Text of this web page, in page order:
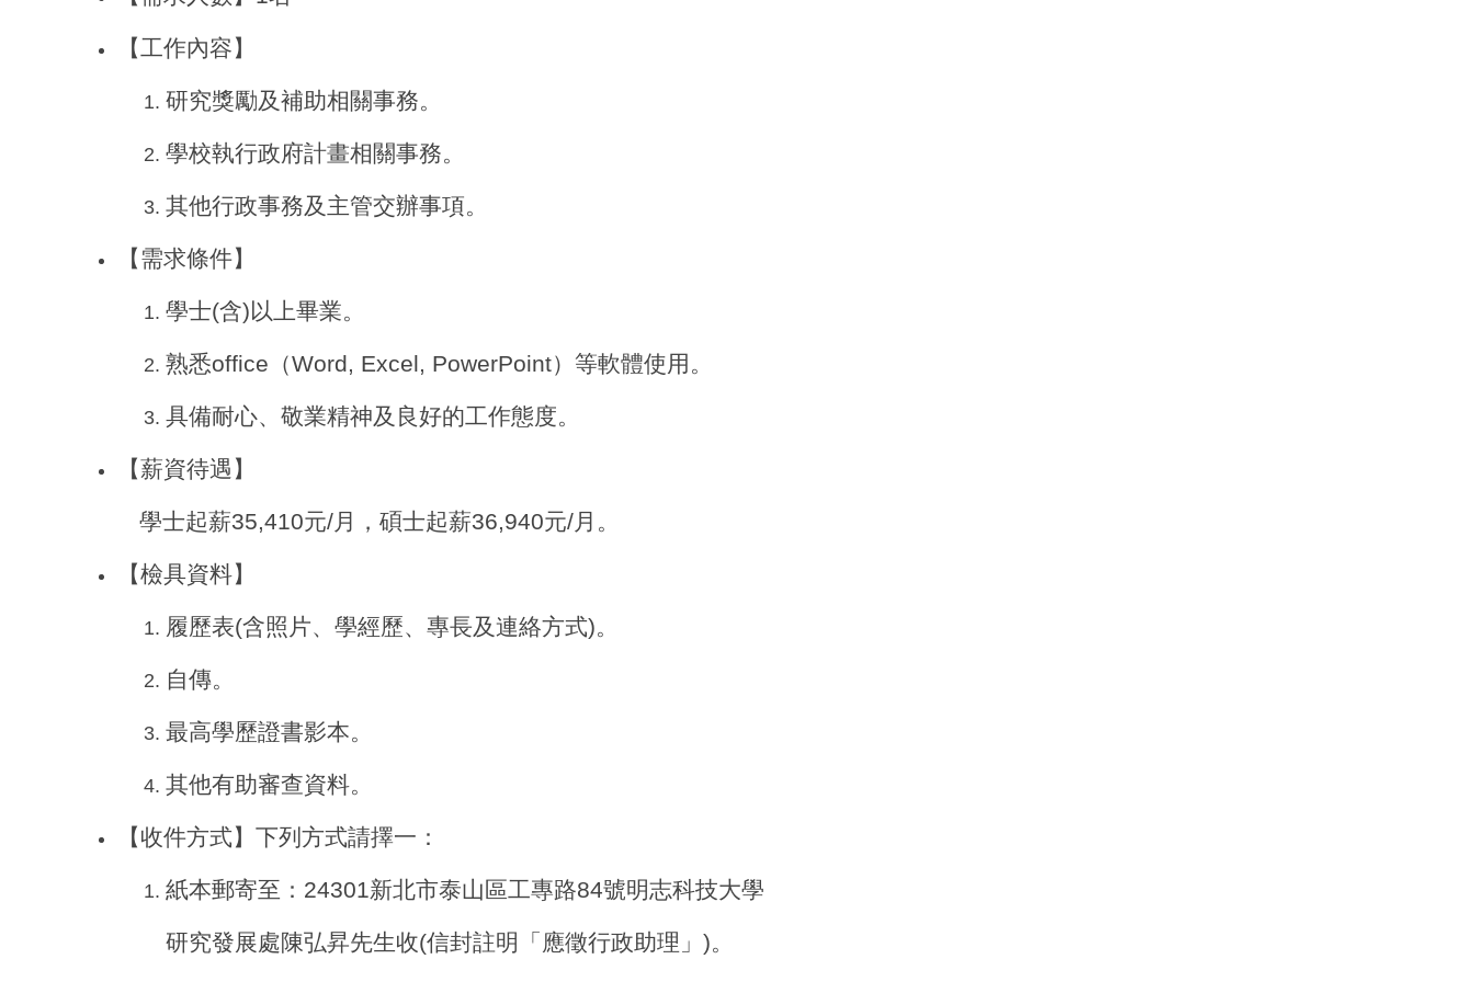
【工作內容】
研究獎勵及補助相關事務。
學校執行政府計畫相關事務。
其他行政事務及主管交辦事項。
【需求條件】
學士(含)以上畢業。
熟悉office（Word, Excel, PowerPoint）等軟體使用。
具備耐心、敬業精神及良好的工作態度。
【薪資待遇】
學士起薪35,410元/月，碩士起薪36,940元/月。
【檢具資料】
履歷表(含照片、學經歷、專長及連絡方式)。
自傳。
最高學歷證書影本。
其他有助審查資料。
【收件方式】下列方式請擇一：
紙本郵寄至：24301新北市泰山區工專路84號明志科技大學
研究發展處陳弘昇先生收(信封註明「應徵行政助理」)。